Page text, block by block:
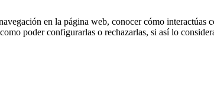
en la página web, conocer cómo
poder configurarlas o rechazarlas, si así lo